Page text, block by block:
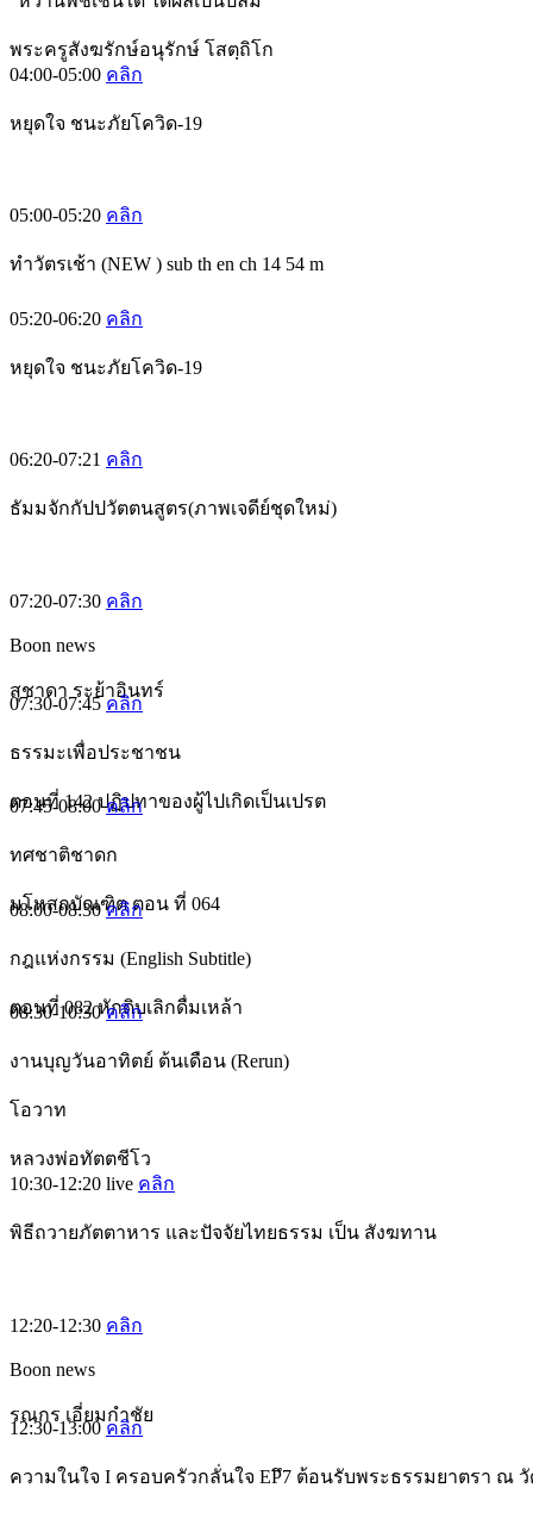
พระครูสังฆรักษ์อนุรักษ์ โสตฺถิโก
04:00-05:00 คลิก
หยุดใจ ชนะภัยโควิด-19
05:00-05:20 คลิก
ทำวัตรเช้า (NEW ) sub th en ch 14 54 m
05:20-06:20 คลิก
หยุดใจ ชนะภัยโควิด-19
06:20-07:21 คลิก
ธัมมจักกัปปวัตตนสูตร(ภาพเจดีย์ชุดใหม่)
07:20-07:30 คลิก
Boon news
สุชาดา ระย้าอินทร์
07:30-07:45คลิก
ธรรมะเพื่อประชาชน
ตอนที่ 142 ปฏิปทาของผู้ไปเกิดเป็นเปรต
07:45-08:00คลิก
ทศชาติชาดก
มโหสถบัณฑิต ตอน ที่ 064
08:00-08:30คลิก
กฎแห่งกรรม (English Subtitle)
ตอนที่ 082 หักดิบเลิกดื่มเหล้า
08:30-10:30คลิก
งานบุญวันอาทิตย์ ต้นเดือน (Rerun)
โอวาท
หลวงพ่อทัตตชีโว
10:30-12:20 live คลิก
พิธีถวายภัตตาหาร และปัจจัยไทยธรรม เป็น สังฆทาน
12:20-12:30 คลิก
Boon news
รณกร เอี่ยมกำชัย
12:30-13:00คลิก
ความในใจ I ครอบครัวกลั่นใจ EPึ7 ต้อนรับพระธรรมยาตรา ณ